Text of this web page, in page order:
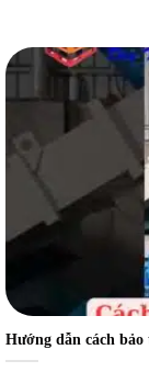
Hướng dẫn cách